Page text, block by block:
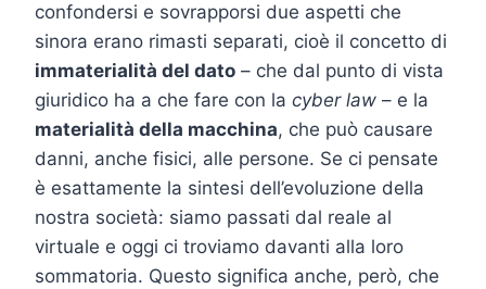
confondersi e sovrapporsi due aspetti che
sinora erano rimasti separati, cioè il concetto di
immaterialità del dato – che dal punto di vista
giuridico ha a che fare con la cyber law – e la
materialità della macchina, che può causare
danni, anche fisici, alle persone. Se ci pensate
è esattamente la sintesi dell’evoluzione della
nostra società: siamo passati dal reale al
virtuale e oggi ci troviamo davanti alla loro
sommatoria. Questo significa anche, però, che